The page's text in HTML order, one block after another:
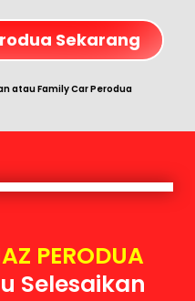
Sekarang
atau Family Car Perodua
PERODUA
Selesaikan